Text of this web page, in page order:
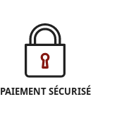
PAIEMENT SÉCURISÉ